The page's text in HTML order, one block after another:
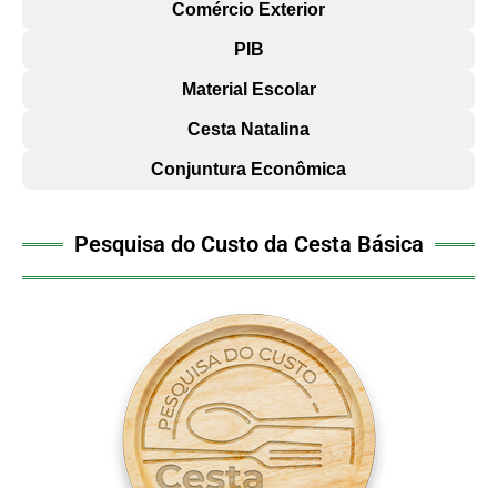
Comércio Exterior
PIB
Material Escolar
Cesta Natalina
Conjuntura Econômica
Pesquisa do Custo da Cesta Básica